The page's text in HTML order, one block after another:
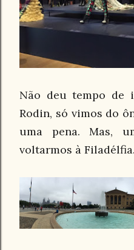
Não deu tempo de
Rodin, só vimos do
uma pena. Mas,
voltarmos à Filadélfia.